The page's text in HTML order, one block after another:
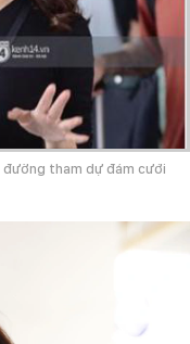
đường tham dự đám cưới